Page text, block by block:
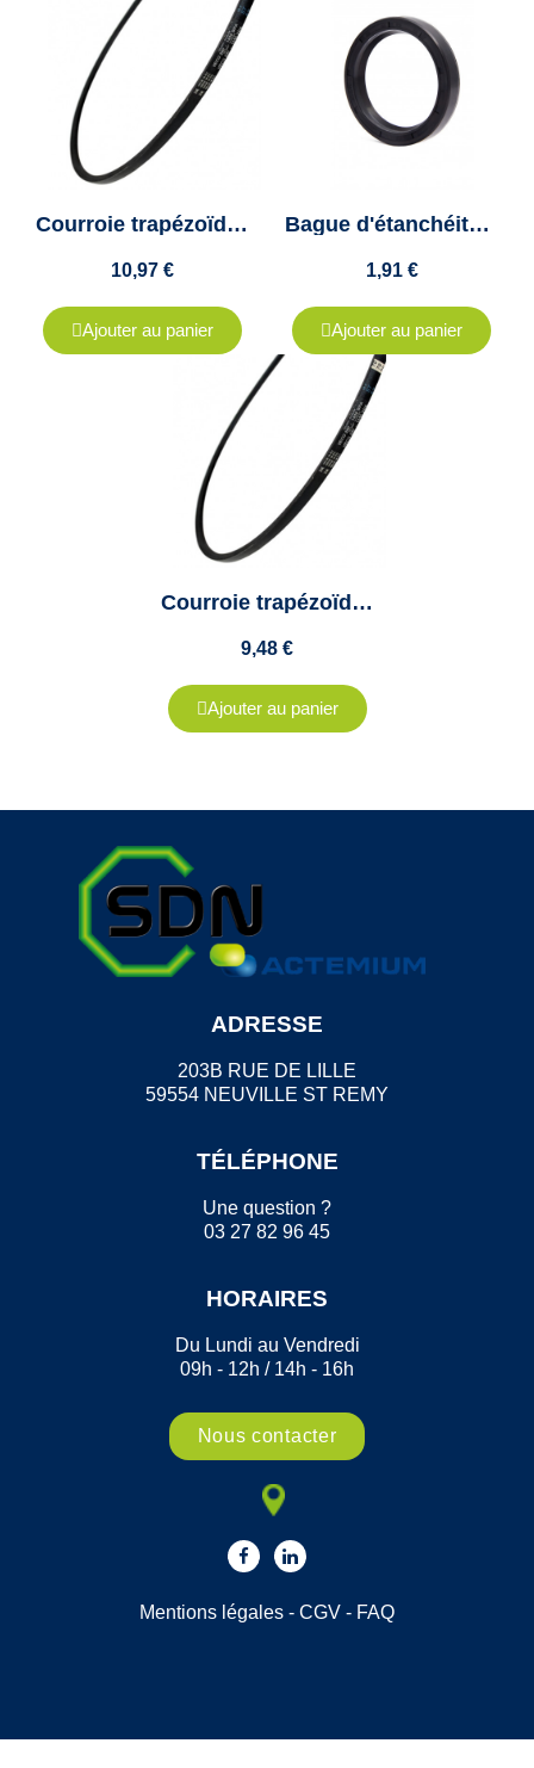
Courroie trapézoïdale SPA1120 -13x11- VECO 200 Colmant Cuvelier
10,97 €
Ajouter au panier
Bague d'étanchéité 14X40X7 double lèvres
1,91 €
Ajouter au panier
Courroie trapézoïdale SPA932 -13x11- VECO200 Colmant Cuvelier
9,48 €
Ajouter au panier
ADRESSE
203B RUE DE LILLE
59554 NEUVILLE ST REMY
TÉLÉPHONE
Une question ?
03 27 82 96 45
HORAIRES
Du Lundi au Vendredi
09h - 12h / 14h - 16h
Nous contacter
Mentions légales - CGV - FAQ